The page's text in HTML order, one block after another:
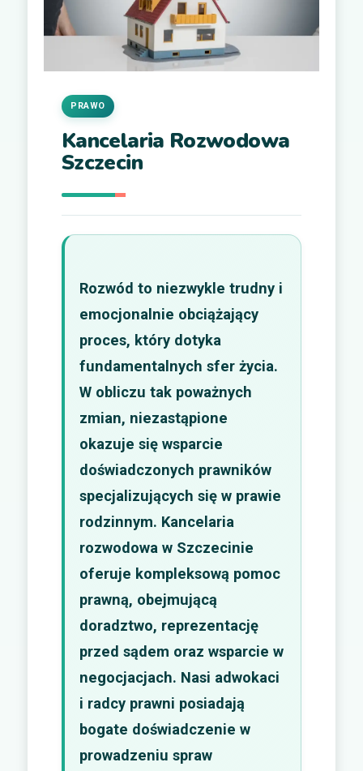
Kancelaria Rozwodowa
Szczecin
PRAWO
Rozwód to niezwykle trudny i
emocjonalnie obciążający
proces, który dotyka
fundamentalnych sfer życia.
W obliczu tak poważnych
zmian, niezastąpione
okazuje się wsparcie
doświadczonych prawników
specjalizujących się w prawie
rodzinnym. Kancelaria
rozwodowa w Szczecinie
oferuje kompleksową pomoc
prawną, obejmującą
doradztwo, reprezentację
przed sądem oraz wsparcie w
negocjacjach. Nasi adwokaci
i radcy prawni posiadają
bogate doświadczenie w
prowadzeniu spraw